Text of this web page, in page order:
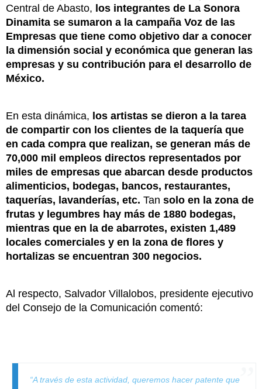
Central de Abasto, los integrantes de La Sonora
Dinamita se sumaron a la campaña Voz de las
Empresas que tiene como objetivo dar a conocer
la dimensión social y económica que generan las
empresas y su contribución para el desarrollo de
México.
En esta dinámica, los artistas se dieron a la tarea
de compartir con los clientes de la taquería que
en cada compra que realizan, se generan más de
70,000 mil empleos directos representados por
miles de empresas que abarcan desde productos
alimenticios, bodegas, bancos, restaurantes,
taquerías, lavanderías, etc. Tan solo en la zona de
frutas y legumbres hay más de 1880 bodegas,
mientras que en la de abarrotes, existen 1,489
locales comerciales y en la zona de flores y
hortalizas se encuentran 300 negocios.
Al respecto, Salvador Villalobos, presidente ejecutivo
del Consejo de la Comunicación comentó:
“A través de esta actividad, queremos hacer patente que